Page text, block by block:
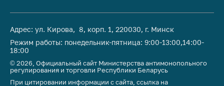
общественного
питания, бытового
обслуживания
Обучение по
вопросам
Адрес: ул. Кирова, 8, корп. 1, 220030, г. Минск
Режим работы: понедельник-пятница: 9:00-13:00,14:00-
18:00
© 2026, Официальный сайт Министерства антимонопольного
регулирования и торговли Республики Беларусь
При цитировании информации с сайта, ссылка на